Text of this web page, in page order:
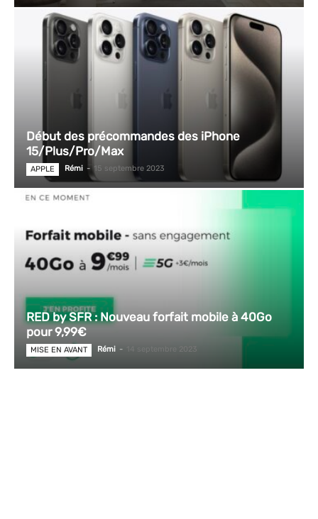
Début des précommandes des iPhone
15/Plus/Pro/Max
APPLE Rémi - 15 septembre 2023
RED by SFR : Nouveau forfait mobile à 40Go
pour 9,99€
MISE EN AVANT Rémi - 14 septembre 2023